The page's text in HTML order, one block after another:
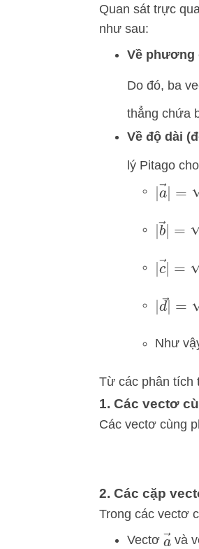
Quan sát trực
như sau:
Về phương
Do đó, ba
thẳng chứa
Về độ dài
lý Pitago
|a→| =
|b→| =
|c→| =
|d→| =
Như
Từ các phân tích
1. Các vectơ
Các vectơ cùng
2. Các cặp
Trong các vectơ
Vectơ a →
và